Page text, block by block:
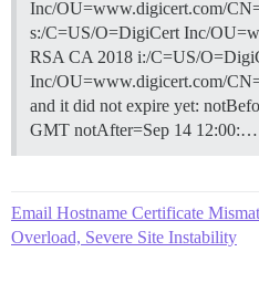
Inc/OU=www.digicert.com/
s:/C=US/O=DigiCert Inc/
RSA CA 2018 i:/C=US/
Inc/OU=www.digicert.com/
and it did not expire yet:
GMT notAfter=Sep 14 12:00:…
Email Hostname Certificate
Overload, Severe Site Instability